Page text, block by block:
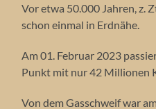
Vor etwa 50.000 Jahren, z.
schon einmal in Erdnähe.
Am 01. Februar 2023
Punkt mit nur 42 Millionen
Von dem Gasschweif war